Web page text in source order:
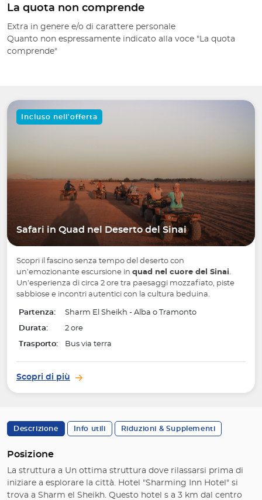
La quota non comprende
Extra in genere e/o di carattere personale
Quanto non espressamente indicato alla voce "La quota
comprende"
Incluso nell'offerta
Safari in Quad nel Deserto del Sinai
Scopri il fascino senza tempo del deserto con
un’emozionante escursione in quad nel cuore del Sinai.
Un’esperienza di circa 2 ore tra paesaggi mozzafiato, piste
sabbiose e incontri autentici con la cultura beduina.
Partenza: Sharm El Sheikh - Alba o Tramonto
Durata: 2 ore
Trasporto: Bus via terra
Scopri di più
Descrizione Info utili Riduzioni & Supplementi
Posizione
La struttura a Un ottima struttura dove rilassarsi prima di
iniziare a esplorare la città. Hotel "Sharming Inn Hotel" si
trova a Sharm el Sheikh. Questo hotel s a 3 km dal centro